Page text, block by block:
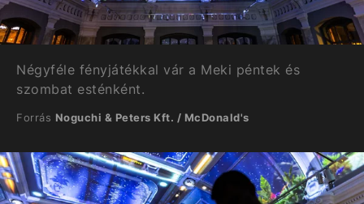
Négyféle fényjátékkal vár a Meki péntek és
szombat esténként.
Forrás Noguchi & Peters Kft. / McDonald's